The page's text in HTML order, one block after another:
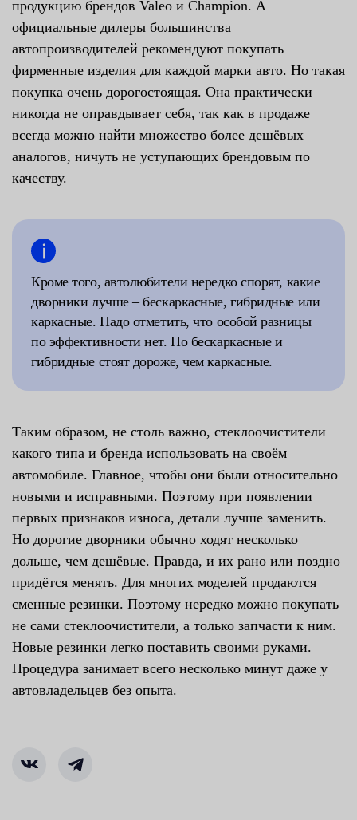
продукцию брендов Valeo и Champion. А
официальные дилеры большинства
автопроизводителей рекомендуют покупать
фирменные изделия для каждой марки авто. Но такая
покупка очень дорогостоящая. Она практически
никогда не оправдывает себя, так как в продаже
всегда можно найти множество более дешёвых
аналогов, ничуть не уступающих брендовым по
качеству.
Кроме того, автолюбители нередко спорят, какие
дворники лучше – бескаркасные, гибридные или
каркасные. Надо отметить, что особой разницы
по эффективности нет. Но бескаркасные и
гибридные стоят дороже, чем каркасные.
Таким образом, не столь важно, стеклоочистители
какого типа и бренда использовать на своём
автомобиле. Главное, чтобы они были относительно
новыми и исправными. Поэтому при появлении
первых признаков износа, детали лучше заменить.
Но дорогие дворники обычно ходят несколько
дольше, чем дешёвые. Правда, и их рано или поздно
придётся менять. Для многих моделей продаются
сменные резинки. Поэтому нередко можно покупать
не сами стеклоочистители, а только запчасти к ним.
Новые резинки легко поставить своими руками.
Процедура занимает всего несколько минут даже у
автовладельцев без опыта.